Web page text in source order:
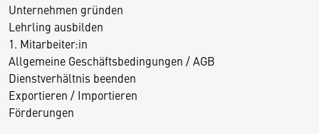
Unternehmen gründen
Lehrling ausbilden
1. Mitarbeiter:in
Allgemeine Geschäftsbedingungen / AGB
Dienstverhältnis beenden
Exportieren / Importieren
Förderungen